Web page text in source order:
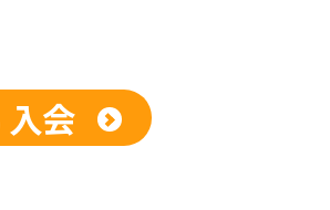
会